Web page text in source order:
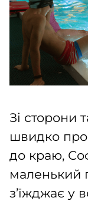
Зі сторони
швидко
до краю,
маленький
з’їжджає у